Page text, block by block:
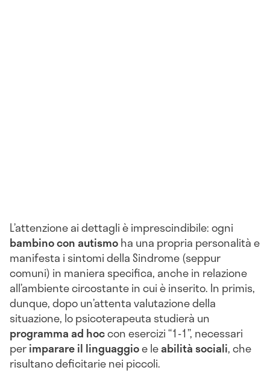
L’attenzione ai dettagli è imprescindibile: ogni
bambino con autismoha una propria personalità e
manifesta i sintomi della Sindrome (seppur
comuni) in maniera specifica, anche in relazione
all’ambiente circostante in cui è inserito. In primis,
dunque, dopo un’attenta valutazione della
situazione, lo psicoterapeuta studierà un
programmaad hoccon esercizi “1-1”, necessari
perimparare il linguaggioe leabilità sociali, che
risultano deficitarie nei piccoli.